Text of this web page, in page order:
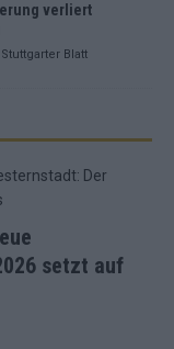
verliert
Blatt
setzt auf